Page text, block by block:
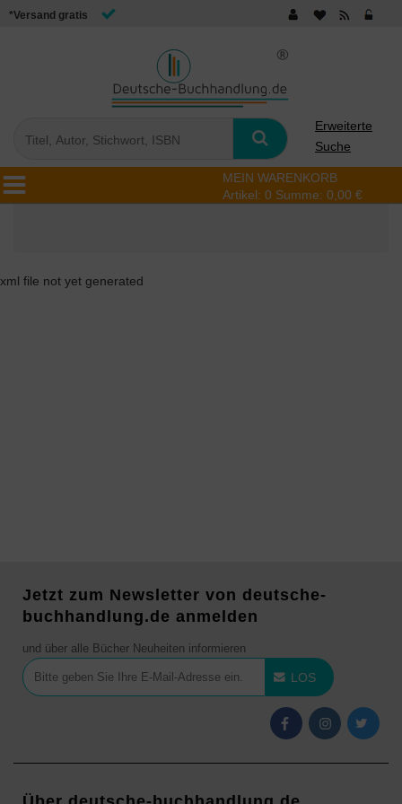
*Versand gratis
Erweiterte
Suche
MEIN WARENKORB
Artikel: 0 Summe: 0,00 €
xml file not yet generated
Jetzt zum Newsletter von deutsche-
buchhandlung.de anmelden
und über alle Bücher Neuheiten informieren
LOS